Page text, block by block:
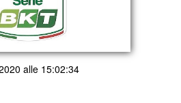
alle 15:02:34